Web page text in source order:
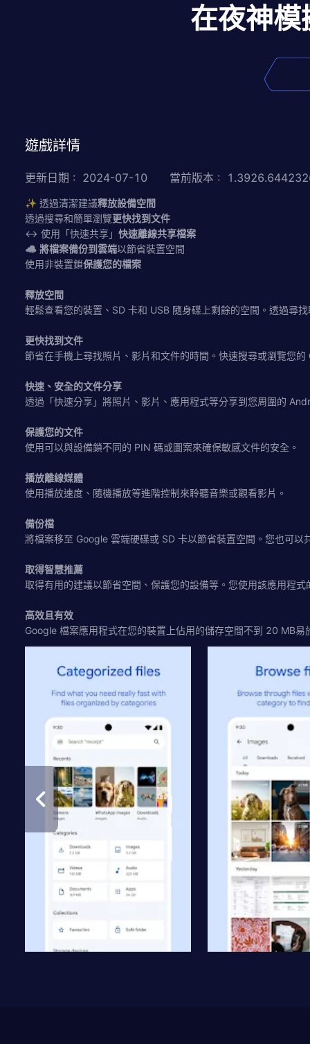
在夜神
遊戲詳情
更新日期 : 2024-07-10 當前版本 :
✨ 透過清潔建議釋放設備空間
透過搜尋和簡單瀏覽更快找到文件
↔ 使用「快速共享」 快速離線共享檔案
☁ 將檔案備份到雲端以節省裝置空間
使用非裝置鎖保護您的檔案
釋放空間
輕鬆查看您的裝置、SD 卡和 USB 隨身碟上剩餘的空間。透過尋
更快找到文件
節省在手機上尋找照片、影片和文件的時間。快速搜尋或瀏覽您
快速、安全的文件分享
透過「快速分享」將照片、影片、應用程式等分享到您周圍的
保護您的文件
使用可以與設備鎖不同的 PIN 碼或圖案來確保敏感文件的安全。
播放離線媒體
使用播放速度、隨機播放等進階控制來聆聽音樂或觀看影片。
備份檔
將檔案移至 Google 雲端硬碟或 SD 卡以節省裝置空間。您也可以
取得智慧推薦
取得有用的建議以節省空間、保護您的設備等。您使用該應用程
高效且有效
Google 檔案應用程式在您的裝置上佔用的儲存空間不到 20 MB易